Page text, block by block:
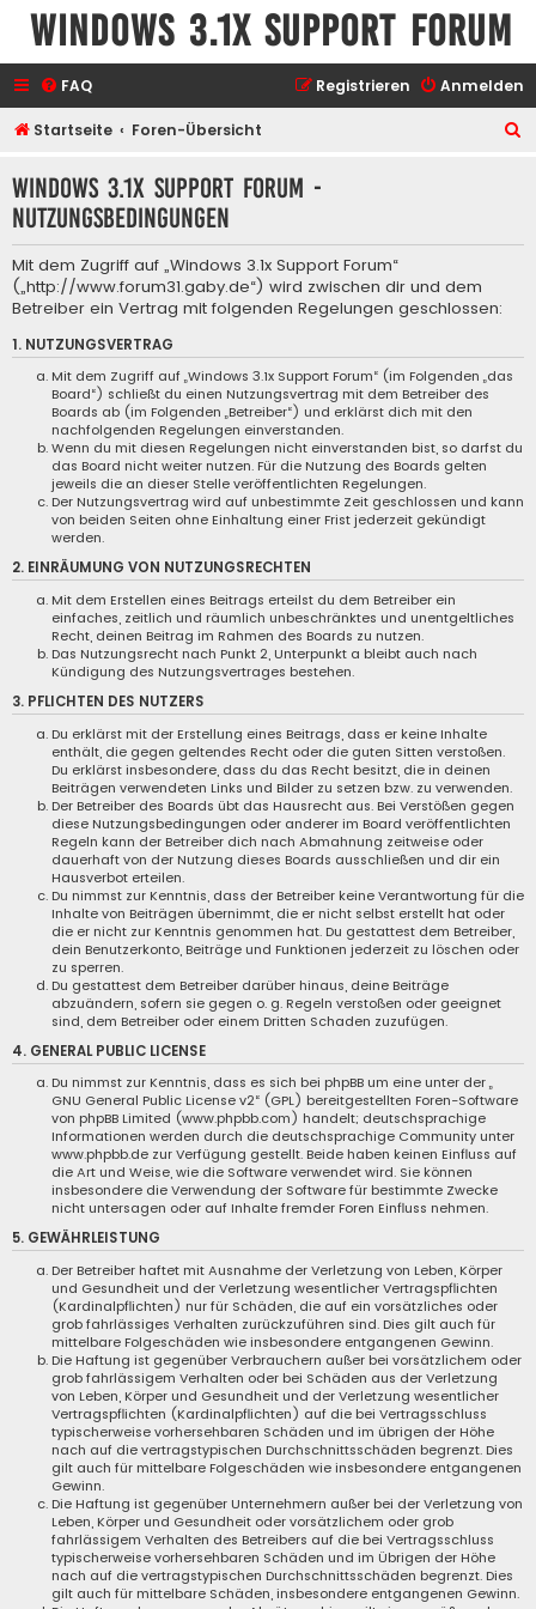
Windows 3.1x Support Forum
FAQ Anmelden
Registrieren
Startseite Foren-Übersicht
Windows 3.1x Support Forum -
Nutzungsbedingungen
Mit dem Zugriff auf „Windows 3.1x Support Forum“
(„http://www.forum31.gaby.de“) wird zwischen dir und dem
Betreiber ein Vertrag mit folgenden Regelungen geschlossen:
1. NUTZUNGSVERTRAG
Mit dem Zugriff auf „Windows 3.1x Support Forum“ (im Folgenden „das
Board“) schließt du einen Nutzungsvertrag mit dem Betreiber des
Boards ab (im Folgenden „Betreiber“) und erklärst dich mit den
nachfolgenden Regelungen einverstanden.
Wenn du mit diesen Regelungen nicht einverstanden bist, so darfst du
das Board nicht weiter nutzen. Für die Nutzung des Boards gelten
jeweils die an dieser Stelle veröffentlichten Regelungen.
Der Nutzungsvertrag wird auf unbestimmte Zeit geschlossen und kann
von beiden Seiten ohne Einhaltung einer Frist jederzeit gekündigt
werden.
2. EINRÄUMUNG VON NUTZUNGSRECHTEN
Mit dem Erstellen eines Beitrags erteilst du dem Betreiber ein
einfaches, zeitlich und räumlich unbeschränktes und unentgeltliches
Recht, deinen Beitrag im Rahmen des Boards zu nutzen.
Das Nutzungsrecht nach Punkt 2, Unterpunkt a bleibt auch nach
Kündigung des Nutzungsvertrages bestehen.
3. PFLICHTEN DES NUTZERS
Du erklärst mit der Erstellung eines Beitrags, dass er keine Inhalte
enthält, die gegen geltendes Recht oder die guten Sitten verstoßen.
Du erklärst insbesondere, dass du das Recht besitzt, die in deinen
Beiträgen verwendeten Links und Bilder zu setzen bzw. zu verwenden.
Der Betreiber des Boards übt das Hausrecht aus. Bei Verstößen gegen
diese Nutzungsbedingungen oder anderer im Board veröffentlichten
Regeln kann der Betreiber dich nach Abmahnung zeitweise oder
dauerhaft von der Nutzung dieses Boards ausschließen und dir ein
Hausverbot erteilen.
Du nimmst zur Kenntnis, dass der Betreiber keine Verantwortung für die
Inhalte von Beiträgen übernimmt, die er nicht selbst erstellt hat oder
die er nicht zur Kenntnis genommen hat. Du gestattest dem Betreiber,
dein Benutzerkonto, Beiträge und Funktionen jederzeit zu löschen oder
zu sperren.
Du gestattest dem Betreiber darüber hinaus, deine Beiträge
abzuändern, sofern sie gegen o. g. Regeln verstoßen oder geeignet
sind, dem Betreiber oder einem Dritten Schaden zuzufügen.
4. GENERAL PUBLIC LICENSE
Du nimmst zur Kenntnis, dass es sich bei phpBB um eine unter der „
GNU General Public License v2“ (GPL) bereitgestellten Foren-Software
von phpBB Limited (www.phpbb.com) handelt; deutschsprachige
Informationen werden durch die deutschsprachige Community unter
www.phpbb.de zur Verfügung gestellt. Beide haben keinen Einfluss auf
die Art und Weise, wie die Software verwendet wird. Sie können
insbesondere die Verwendung der Software für bestimmte Zwecke
nicht untersagen oder auf Inhalte fremder Foren Einfluss nehmen.
5. GEWÄHRLEISTUNG
Der Betreiber haftet mit Ausnahme der Verletzung von Leben, Körper
und Gesundheit und der Verletzung wesentlicher Vertragspflichten
(Kardinalpflichten) nur für Schäden, die auf ein vorsätzliches oder
grob fahrlässiges Verhalten zurückzuführen sind. Dies gilt auch für
mittelbare Folgeschäden wie insbesondere entgangenen Gewinn.
Die Haftung ist gegenüber Verbrauchern außer bei vorsätzlichem oder
grob fahrlässigem Verhalten oder bei Schäden aus der Verletzung
von Leben, Körper und Gesundheit und der Verletzung wesentlicher
Vertragspflichten (Kardinalpflichten) auf die bei Vertragsschluss
typischerweise vorhersehbaren Schäden und im übrigen der Höhe
nach auf die vertragstypischen Durchschnittsschäden begrenzt. Dies
gilt auch für mittelbare Folgeschäden wie insbesondere entgangenen
Gewinn.
Die Haftung ist gegenüber Unternehmern außer bei der Verletzung von
Leben, Körper und Gesundheit oder vorsätzlichem oder grob
fahrlässigem Verhalten des Betreibers auf die bei Vertragsschluss
typischerweise vorhersehbaren Schäden und im Übrigen der Höhe
nach auf die vertragstypischen Durchschnittsschäden begrenzt. Dies
gilt auch für mittelbare Schäden, insbesondere entgangenen Gewinn.